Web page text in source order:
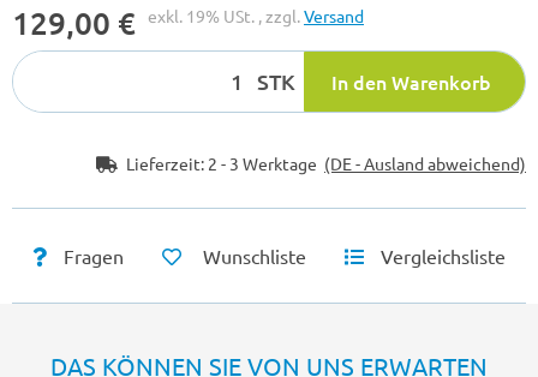
129,00 € exkl. 19% USt. , zzgl.Versand
STK In den Warenkorb
Lieferzeit: 2 - 3 Werktage (DE - Ausland abweichend)
Fragen Wunschliste Vergleichsliste
DAS KÖNNEN SIE VON UNS ERWARTEN